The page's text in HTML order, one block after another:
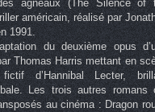
agneaux (The Silence of
américain, réalisé par
1991.
du deuxième opus
Thomas Harris mettant en
d’Hannibal Lecter,
Les trois autres romans
au cinéma : Dragon